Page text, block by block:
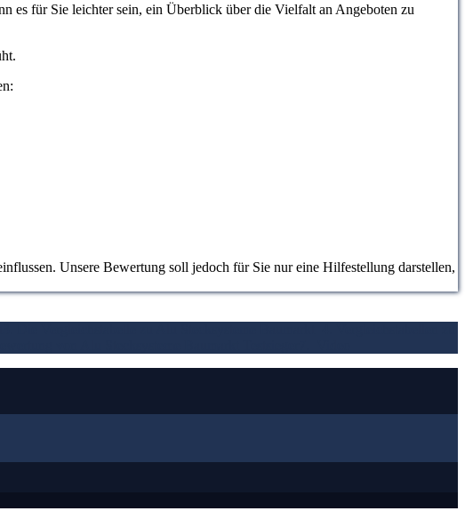
es für Sie leichter sein, ein Überblick über die Vielfalt an Angeboten zu
Unsere Bewertung soll jedoch für Sie nur eine Hilfestellung darstellen,